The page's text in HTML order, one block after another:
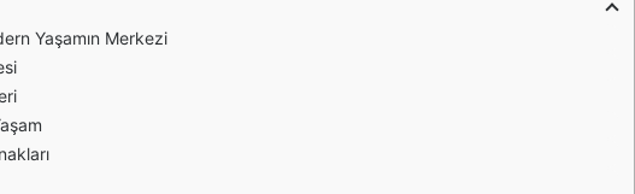
Yaşamın Merkezi